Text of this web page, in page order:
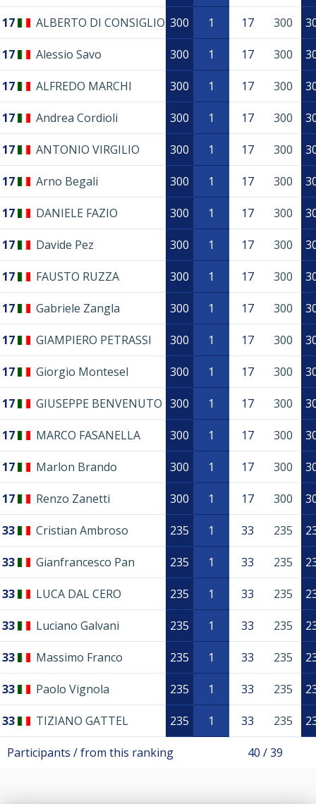
17 ALBERTO DI CONSIGLIO 300 1 17 300
17 Alessio Savo 300 1 17 300
17 ALFREDO MARCHI 300 1 17 300
17 Andrea Cordioli 300 1 17 300
17 ANTONIO VIRGILIO 300 1 17 300
17 Arno Begali 300 1 17 300
17 DANIELE FAZIO 300 1 17 300
17 Davide Pez 300 1 17 300
17 FAUSTO RUZZA 300 1 17 300
17 Gabriele Zangla 300 1 17 300
17 GIAMPIERO PETRASSI 300 1 17 300
17 Giorgio Montesel 300 1 17 300
17 GIUSEPPE BENVENUTO 300 1 17 300
17 MARCO FASANELLA 300 1 17 300
17 Marlon Brando 300 1 17 300
17 Renzo Zanetti 300 1 17 300
33 Cristian Ambroso 235 1 33 235
33 Gianfrancesco Pan 235 1 33 235
33 LUCA DAL CERO 235 1 33 235
33 Luciano Galvani 235 1 33 235
33 Massimo Franco 235 1 33 235
33 Paolo Vignola 235 1 33 235
33 TIZIANO GATTEL 235 1 33 235
Participants / from this ranking 40 / 39